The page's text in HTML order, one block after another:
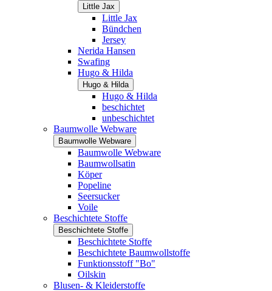
Little Jax
Little Jax
Bündchen
Jersey
Nerida Hansen
Swafing
Hugo & Hilda
Hugo & Hilda
Hugo & Hilda
beschichtet
unbeschichtet
Baumwolle Webware
Baumwolle Webware
Baumwolle Webware
Baumwollsatin
Köper
Popeline
Seersucker
Voile
Beschichtete Stoffe
Beschichtete Stoffe
Beschichtete Stoffe
Beschichtete Baumwollstoffe
Funktionsstoff "Bo"
Oilskin
Blusen- & Kleiderstoffe